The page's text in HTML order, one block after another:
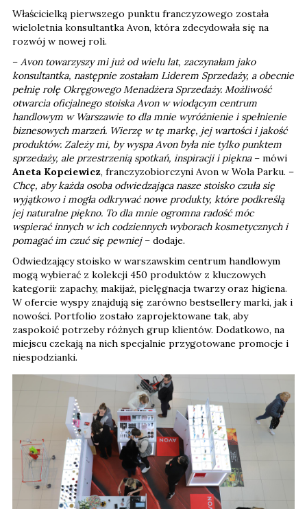
Właścicielką pierwszego punktu franczyzowego została
wieloletnia konsultantka Avon, która zdecydowała się na
rozwój w nowej roli.
– Avon towarzyszy mi już od wielu lat, zaczynałam jako
konsultantka, następnie zostałam Liderem Sprzedaży, a obecnie
pełnię rolę Okręgowego Menadżera Sprzedaży. Możliwość
otwarcia oficjalnego stoiska Avon w wiodącym centrum
handlowym w Warszawie to dla mnie wyróżnienie i spełnienie
biznesowych marzeń. Wierzę w tę markę, jej wartości i jakość
produktów. Zależy mi, by wyspa Avon była nie tylko punktem
sprzedaży, ale przestrzenią spotkań, inspiracji i piękna – mówi
Aneta Kopciewicz, franczyzobiorczyni Avon w Wola Parku. –
Chcę, aby każda osoba odwiedzająca nasze stoisko czuła się
wyjątkowo i mogła odkrywać nowe produkty, które podkreślą
jej naturalne piękno. To dla mnie ogromna radość móc
wspierać innych w ich codziennych wyborach kosmetycznych i
pomagać im czuć się pewniej– dodaje.
Odwiedzający stoisko w warszawskim centrum handlowym
mogą wybierać z kolekcji 450 produktów z kluczowych
kategorii: zapachy, makijaż, pielęgnacja twarzy oraz higiena.
W ofercie wyspy znajdują się zarówno bestsellery marki, jak i
nowości. Portfolio zostało zaprojektowane tak, aby
zaspokoić potrzeby różnych grup klientów. Dodatkowo, na
miejscu czekają na nich specjalnie przygotowane promocje i
niespodzianki.